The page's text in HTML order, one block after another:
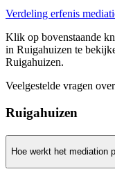
Verdeling erfenis
Klik op bovenstaande
in Ruigahuizen te
Ruigahuizen.
Veelgestelde vragen
Ruigahuizen
Hoe werkt het mediation